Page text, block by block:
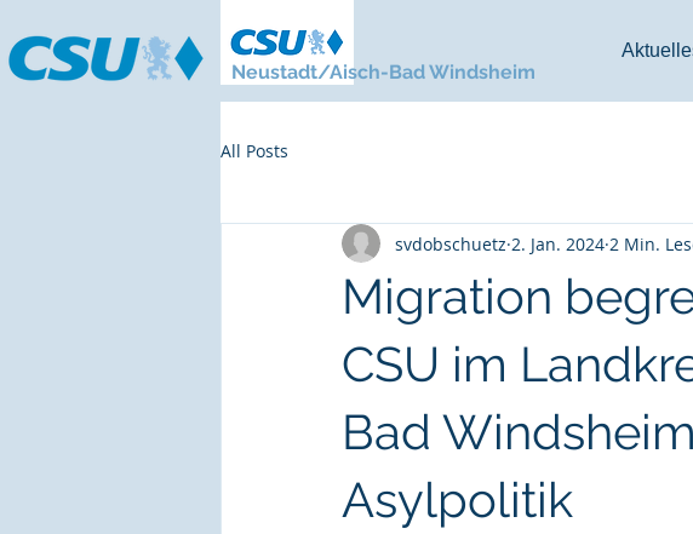
Neustadt/Aisch-Bad Windsheim
All Posts
Migration
CSU im
Bad
Asylpolitik
svdobschuetz 2. Jan. 2024 2 Min.